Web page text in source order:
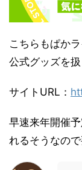
こちらもぱか
公式グッズを
サイトURL：
早速来年開催
れるそうなの